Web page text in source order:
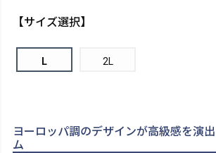
【サイズ選択】
L 2L
ヨーロッパ調のデザインが高級感を演
ム